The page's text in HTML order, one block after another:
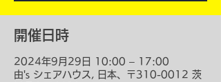
開催日時
2024年9月29日 10:00 – 17:00
由's シェアハウス, 日本、〒310-0012 茨